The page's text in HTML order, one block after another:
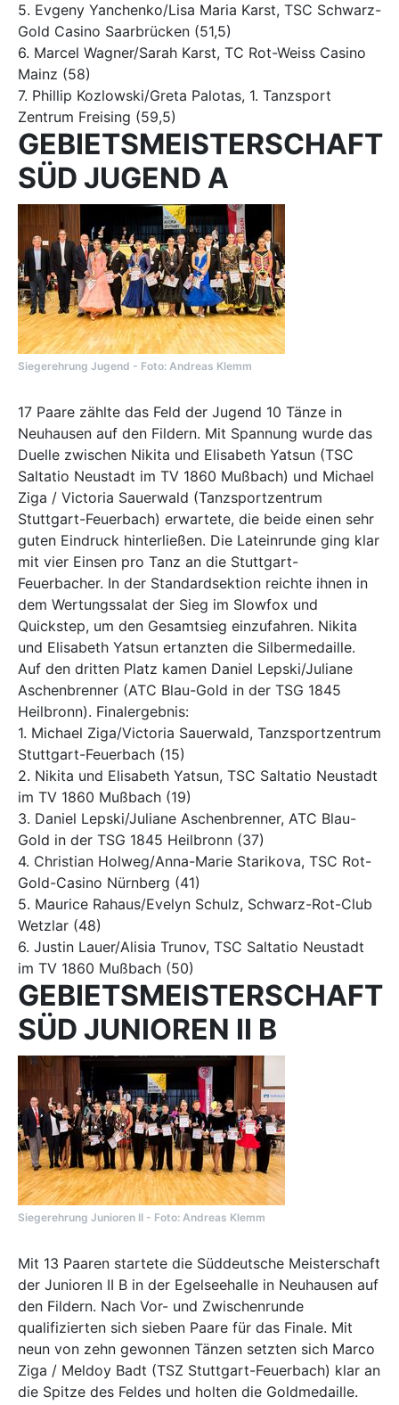
5. Evgeny Yanchenko/Lisa Maria Karst, TSC Schwarz-
Gold Casino Saarbrücken (51,5)
6. Marcel Wagner/Sarah Karst, TC Rot-Weiss Casino
Mainz (58)
7. Phillip Kozlowski/Greta Palotas, 1. Tanzsport
Zentrum Freising (59,5)
GEBIETSMEISTERSCHAFT
SÜD JUGEND A
Siegerehrung Jugend - Foto: Andreas Klemm
17 Paare zählte das Feld der Jugend 10 Tänze in
Neuhausen auf den Fildern. Mit Spannung wurde das
Duelle zwischen Nikita und Elisabeth Yatsun (TSC
Saltatio Neustadt im TV 1860 Mußbach) und Michael
Ziga / Victoria Sauerwald (Tanzsportzentrum
Stuttgart-Feuerbach) erwartete, die beide einen sehr
guten Eindruck hinterließen. Die Lateinrunde ging klar
mit vier Einsen pro Tanz an die Stuttgart-
Feuerbacher. In der Standardsektion reichte ihnen in
dem Wertungssalat der Sieg im Slowfox und
Quickstep, um den Gesamtsieg einzufahren. Nikita
und Elisabeth Yatsun ertanzten die Silbermedaille.
Auf den dritten Platz kamen Daniel Lepski/Juliane
Aschenbrenner (ATC Blau-Gold in der TSG 1845
Heilbronn). Finalergebnis:
1. Michael Ziga/Victoria Sauerwald, Tanzsportzentrum
Stuttgart-Feuerbach (15)
2. Nikita und Elisabeth Yatsun, TSC Saltatio Neustadt
im TV 1860 Mußbach (19)
3. Daniel Lepski/Juliane Aschenbrenner, ATC Blau-
Gold in der TSG 1845 Heilbronn (37)
4. Christian Holweg/Anna-Marie Starikova, TSC Rot-
Gold-Casino Nürnberg (41)
5. Maurice Rahaus/Evelyn Schulz, Schwarz-Rot-Club
Wetzlar (48)
6. Justin Lauer/Alisia Trunov, TSC Saltatio Neustadt
im TV 1860 Mußbach (50)
GEBIETSMEISTERSCHAFT
SÜD JUNIOREN II B
Siegerehrung Junioren II - Foto: Andreas Klemm
Mit 13 Paaren startete die Süddeutsche Meisterschaft
der Junioren II B in der Egelseehalle in Neuhausen auf
den Fildern. Nach Vor- und Zwischenrunde
qualifizierten sich sieben Paare für das Finale. Mit
neun von zehn gewonnen Tänzen setzten sich Marco
Ziga / Meldoy Badt (TSZ Stuttgart-Feuerbach) klar an
die Spitze des Feldes und holten die Goldmedaille.